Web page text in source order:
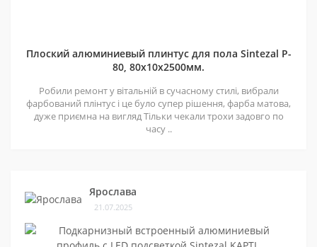
Плоский алюминиевый плинтус для пола Sintezal P-
80, 80х10х2500мм.
Робили ремонт у вітальній в сучасному стилі, вибрали
фарбований плінтус і це було супер рішення, фарба матова,
дуже приємна на вигляд Тільки чекали трохи задовго по
часу ..
Ярослава
21.07.2025